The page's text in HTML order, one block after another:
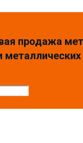
продажа